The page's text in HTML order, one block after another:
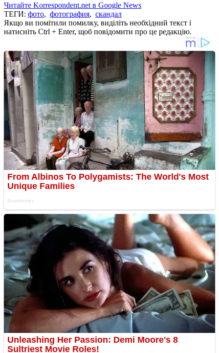
Читайте Korrespondent.net в Google News
ТЕГИ: фото, фотография, скандал
Якщо ви помітили помилку, виділіть необхідний текст і
натисніть Ctrl + Enter, щоб повідомити про це редакцію.